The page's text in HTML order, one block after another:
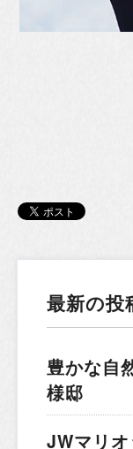
最新の投
豊かな自
様邸
JWマリ